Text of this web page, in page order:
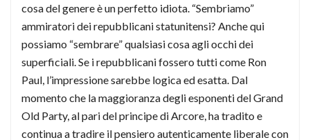
cosa del genere è un perfetto idiota. “Sembriamo”
ammiratori dei repubblicani statunitensi? Anche qui
possiamo “sembrare” qualsiasi cosa agli occhi dei
superficiali. Se i repubblicani fossero tutti come Ron
Paul, l’impressione sarebbe logica ed esatta. Dal
momento che la maggioranza degli esponenti del Grand
Old Party, al pari del principe di Arcore, ha tradito e
continua a tradire il pensiero autenticamente liberale con